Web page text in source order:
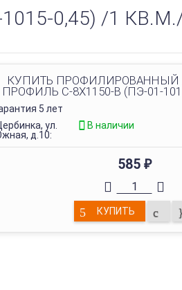
0,45) /1
КУПИТЬ ПРОФИЛИРОВАННЫЙ
ПРОФИЛЬ С-8Х1150-B (ПЭ-01-
5 лет
ул.
д.10:
В наличии
585 ₽
КУПИТЬ